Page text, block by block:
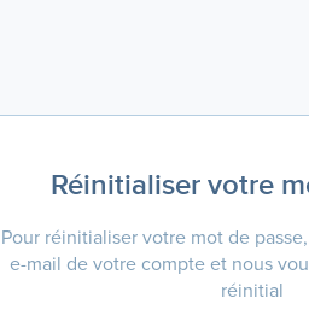
Réinitialiser votre
Pour réinitialiser votre mot de
e-mail de votre compte et nous
réinitial